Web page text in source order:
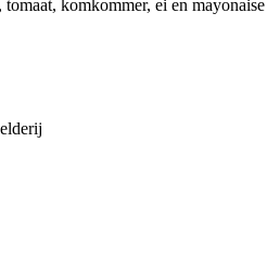
tomaat, komkommer, ei en mayonaise